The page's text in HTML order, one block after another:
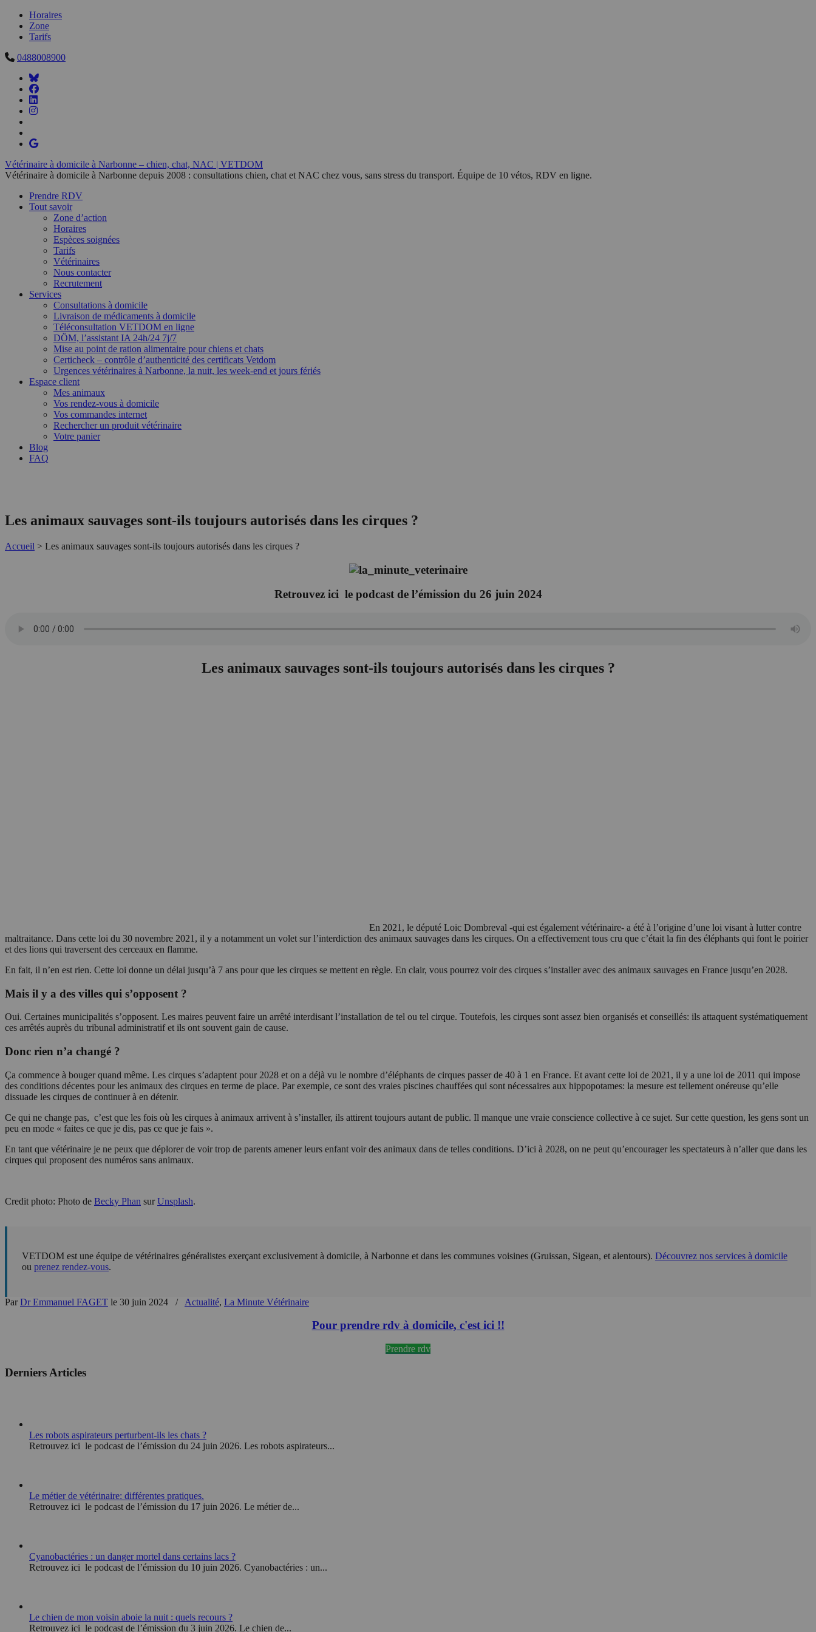
Horaires
Zone
Tarifs
0488008900
Vétérinaire à domicile à Narbonne – chien, chat, NAC | VETDOM
Vétérinaire à domicile à Narbonne depuis 2008 : consultations chien, chat et NAC chez vous, sans stress du transport. Équipe de 10 vétos, RDV en ligne.
Prendre RDV
Tout savoir
Zone d’action
Horaires
Espèces soignées
Tarifs
Vétérinaires
Nous contacter
Recrutement
Services
Consultations à domicile
Livraison de médicaments à domicile
Téléconsultation VETDOM en ligne
DÖM, l’assistant IA 24h/24 7j/7
Mise au point de ration alimentaire pour chiens et chats
Certicheck – contrôle d’authenticité des certificats Vetdom
Urgences vétérinaires à Narbonne, la nuit, les week-end et jours fériés
Espace client
Mes animaux
Vos rendez-vous à domicile
Vos commandes internet
Rechercher un produit vétérinaire
Votre panier
Blog
FAQ
Les animaux sauvages sont-ils toujours autorisés dans les cirques ?
Accueil > Les animaux sauvages sont-ils toujours autorisés dans les cirques ?
Retrouvez ici le podcast de l’émission du 26 juin 2024
Les animaux sauvages sont-ils toujours autorisés dans les cirques ?
En 2021, le député Loic Dombreval -qui est également vétérinaire- a été à l’origine d’une loi visant à lutter contre
maltraitance. Dans cette loi du 30 novembre 2021, il y a notamment un volet sur l’interdiction des animaux sauvages dans les cirques. On a effectivement tous cru que c’était la fin des éléphants qui font le poirier
et des lions qui traversent des cerceaux en flamme.
En fait, il n’en est rien. Cette loi donne un délai jusqu’à 7 ans pour que les cirques se mettent en règle. En clair, vous pourrez voir des cirques s’installer avec des animaux sauvages en France jusqu’en 2028.
Mais il y a des villes qui s’opposent ?
Oui. Certaines municipalités s’opposent. Les maires peuvent faire un arrêté interdisant l’installation de tel ou tel cirque. Toutefois, les cirques sont assez bien organisés et conseillés: ils attaquent systématiquement
ces arrêtés auprès du tribunal administratif et ils ont souvent gain de cause.
Donc rien n’a changé ?
Ça commence à bouger quand même. Les cirques s’adaptent pour 2028 et on a déjà vu le nombre d’éléphants de cirques passer de 40 à 1 en France. Et avant cette loi de 2021, il y a une loi de 2011 qui impose
des conditions décentes pour les animaux des cirques en terme de place. Par exemple, ce sont des vraies piscines chauffées qui sont nécessaires aux hippopotames: la mesure est tellement onéreuse qu’elle
dissuade les cirques de continuer à en détenir.
Ce qui ne change pas, c’est que les fois où les cirques à animaux arrivent à s’installer, ils attirent toujours autant de public. Il manque une vraie conscience collective à ce sujet. Sur cette question, les gens sont un
peu en mode « faites ce que je dis, pas ce que je fais ».
En tant que vétérinaire je ne peux que déplorer de voir trop de parents amener leurs enfant voir des animaux dans de telles conditions. D’ici à 2028, on ne peut qu’encourager les spectateurs à n’aller que dans les
cirques qui proposent des numéros sans animaux.
Credit photo: Photo de Becky Phan surUnsplash.
VETDOM est une équipe de vétérinaires généralistes exerçant exclusivement à domicile, à Narbonne et dans les communes voisines (Gruissan, Sigean, et alentours). Découvrez nos services à domicile
ou prenez rendez-vous.
ParDr Emmanuel FAGET le 30 juin 2024 / Actualité, La Minute Vétérinaire
Pour prendre rdv à domicile, c'est ici !!
Prendre rdv
Derniers Articles
Les robots aspirateurs perturbent-ils les chats ?
Retrouvez ici le podcast de l’émission du 24 juin 2026. Les robots aspirateurs...
Le métier de vétérinaire: différentes pratiques.
Retrouvez ici le podcast de l’émission du 17 juin 2026. Le métier de...
Cyanobactéries : un danger mortel dans certains lacs ?
Retrouvez ici le podcast de l’émission du 10 juin 2026. Cyanobactéries : un...
Le chien de mon voisin aboie la nuit : quels recours ?
Retrouvez ici le podcast de l’émission du 3 juin 2026. Le chien de...